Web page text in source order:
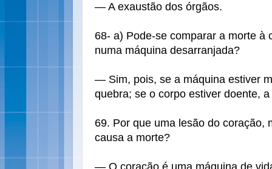
— A exaustão dos órgãos.
68- a) Pode-se comparar a morte à
numa máquina desarranjada?
— Sim, pois, se a máquina estiver
quebra; se o corpo estiver doente,
69. Por que uma lesão do coração,
causa a morte?
— O coração é uma máquina de